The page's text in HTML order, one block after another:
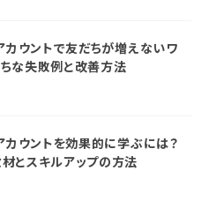
カウントで友だちが増えないワ
な失敗例と改善方法
カウントを効果的に学ぶには？
とスキルアップの方法